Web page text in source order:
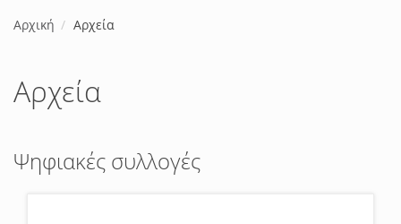
Αρχική Αρχεία
Αρχεία
Ψηφιακές συλλογές